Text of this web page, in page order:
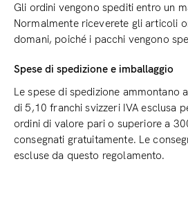
Gli ordini vengono spediti entro un
Normalmente riceverete gli articoli
domani, poiché i pacchi vengono
Spese di spedizione e imballaggio
Le spese di spedizione ammontano
di 5,10 franchi svizzeri IVA esclusa
ordini di valore pari o superiore a
consegnati gratuitamente. Le
escluse da questo regolamento.